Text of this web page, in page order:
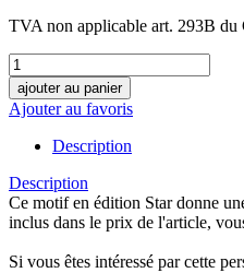
TVA non applicable art. 293B du
Ajouter au favoris
Description
Description
Ce motif en édition Star donne
inclus dans le prix de l'article,
Si vous êtes intéressé par cette